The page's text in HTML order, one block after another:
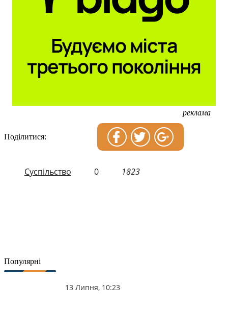
реклама
Поділитися:
Суспільство 0 1823
Популярні
13 Липня, 10:23